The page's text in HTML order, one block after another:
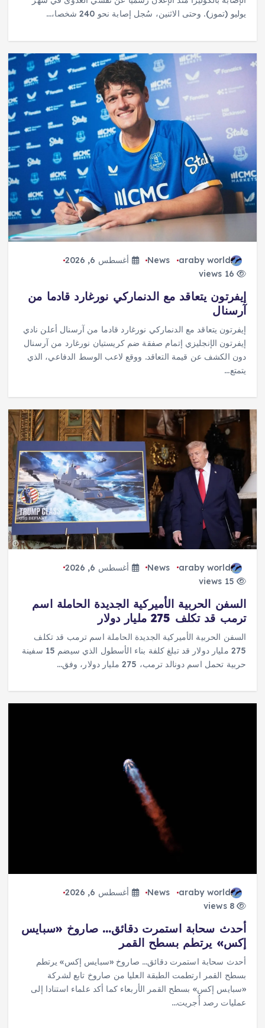
يوليو (تموز). وحتى الاثنين، سُجل إصابة نحو 240 شخصا،…
araby world
News
أغسطس 6, 2026
16 views
إيفرتون يتعاقد مع الدنماركي نورغارد قادما من
آرسنال
إيفرتون يتعاقد مع الدنماركي نورغارد قادما من آرسنال أعلن نادي
إيفرتون الإنجليزي إتمام صفقة ضم كريستيان نورغارد من آرسنال
دون الكشف عن قيمة التعاقد. ووقع لاعب الوسط الدفاعي، الذي
يتمتع…
araby world
News
أغسطس 6, 2026
15 views
السفن الحربية الأميركية الجديدة الحاملة اسم
ترمب قد تكلف 275 مليار دولار
السفن الحربية الأميركية الجديدة الحاملة اسم ترمب قد تكلف
275 مليار دولار قد تبلغ كلفة بناء الأسطول الذي سيضم 15 سفينة
حربية تحمل اسم دونالد ترمب، 275 مليار دولار، وفق…
araby world
News
أغسطس 6, 2026
8 views
أحدث سحابة استمرت دقائق… صاروخ «سبايس
إكس» يرتطم بسطح القمر
أحدث سحابة استمرت دقائق… صاروخ «سبايس إكس» يرتطم
بسطح القمر ارتطمت الطبقة العليا من صاروخ تابع لشركة
«سبايس إكس» بسطح القمر الأربعاء كما أكد علماء استنادا إلى
عمليات رصد أُجريت…